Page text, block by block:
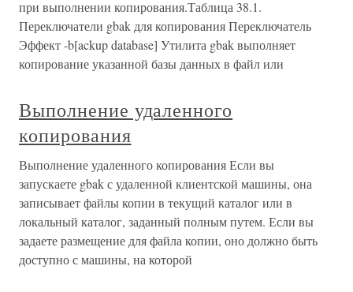
при выполнении копирования.Таблица 38.1.
Переключатели gbak для копирования Переключатель
Эффект -b[ackup database] Утилита gbak выполняет
копирование указанной базы данных в файл или
Выполнение удаленного
копирования
Выполнение удаленного копирования Если вы
запускаете gbak с удаленной клиентской машины, она
записывает файлы копии в текущий каталог или в
локальный каталог, заданный полным путем. Если вы
задаете размещение для файла копии, оно должно быть
доступно с машины, на которой